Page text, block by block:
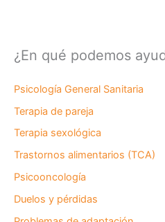
¿En qué podemos
Psicología General Sanitaria
Terapia de pareja
Terapia sexológica
Trastornos alimentarios (TCA)
Psicooncología
Duelos y pérdidas